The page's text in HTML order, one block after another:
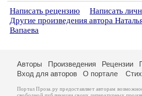
Написать рецензию
Написать
Другие произведения автора
Вапаева
Авторы Произведения Рецензии
Вход для авторов
О портале
Портал Проза.ру предоставляет авторам